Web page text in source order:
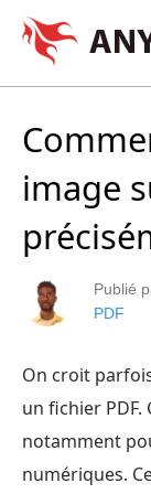
image
Publié
PDF
On croit
un fichier
notamment
numériques.